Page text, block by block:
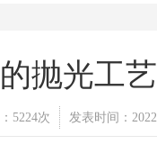
抛光工
5224次 发表时间：